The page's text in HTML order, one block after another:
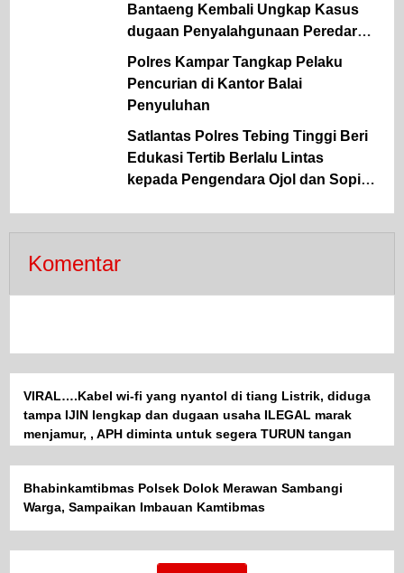
Bantaeng Kembali Ungkap Kasus
dugaan Penyalahgunaan Peredaran
Gelap Narkotika Jenis Sabu
Polres Kampar Tangkap Pelaku
Pencurian di Kantor Balai
Penyuluhan
Satlantas Polres Tebing Tinggi Beri
Edukasi Tertib Berlalu Lintas
kepada Pengendara Ojol dan Sopir
Komentar
VIRAL….Kabel wi-fi yang nyantol di tiang Listrik, diduga
tampa IJIN lengkap dan dugaan usaha ILEGAL marak
menjamur, , APH diminta untuk segera TURUN tangan
Bhabinkamtibmas Polsek Dolok Merawan Sambangi
Warga, Sampaikan Imbauan Kamtibmas